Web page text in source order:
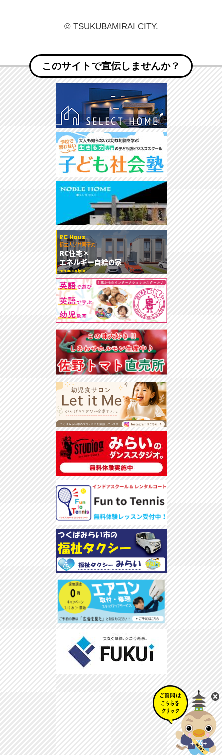
© TSUKUBAMIRAI CITY.
このサイトで宣伝しませんか？